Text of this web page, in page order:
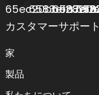
カスタマーサポート
家
製品